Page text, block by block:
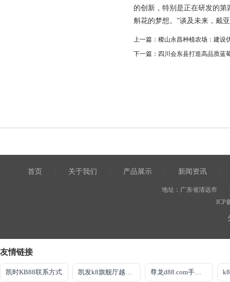
的创新，特别是正在研发的
斛花的梦想。”谈及未来，戴
上一篇： 稷山永昌种植农场：建设
下一篇： 四川会东县打造高品质蓝
首页 关于我们 产品展示 新闻资讯
地址：广东省清远市
ICP备
友情链接
凯时KB88联系方式 凯发k8旗舰厅越狱版 尊龙d88.com手机网址